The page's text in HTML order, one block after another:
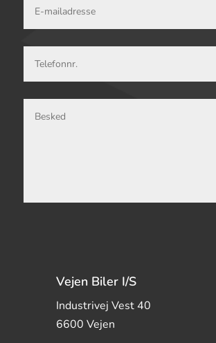
Vejen Biler I/S
Industrivej Vest 40
6600 Vejen